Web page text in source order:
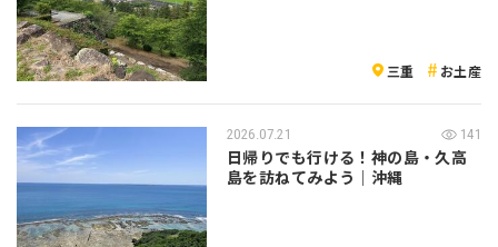
三重 お土産
2026.07.21 141
日帰りでも行ける！神の島・久高
島を訪ねてみよう｜沖縄